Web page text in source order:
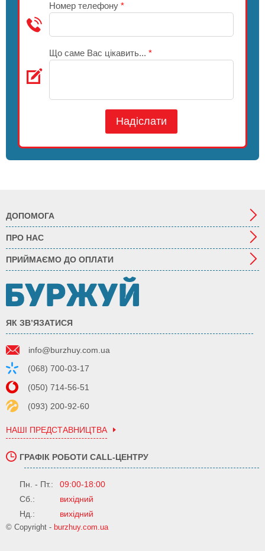
Номер телефону *
Що саме Вас цікавить... *
Надіслати
ДОПОМОГА
ПРО НАС
ПРИЙМАЄМО ДО ОПЛАТИ
ЯК ЗВ’ЯЗАТИСЯ
info@burzhuy.com.ua
(068) 700-03-17
(050) 714-56-51
(093) 200-92-60
НАШІ ПРЕДСТАВНИЦТВА
ГРАФІК РОБОТИ CALL-ЦЕНТРУ
Пн. - Пт.:
09:00-18:00
Сб.:
вихідний
Нд.:
вихідний
© Copyright - burzhuy.com.ua